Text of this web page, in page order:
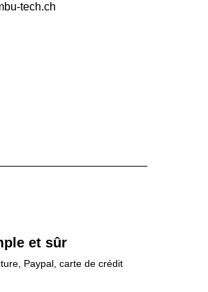
tech.ch
et sûr
Paypal, carte de crédit